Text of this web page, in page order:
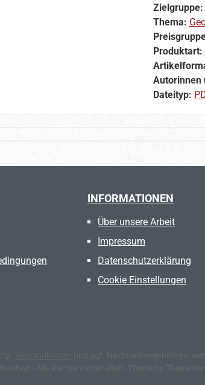
Zielgruppe:
Thema:
Produktart:
Autorinnen
Dateityp:
INFORMATIONEN
Über unsere Arbeit
Impressum
Datenschutzerklärung
Cookie Einstellungen
Versandkosten und ggf. Nachnahmegebühren,
- Alle Rechte vorbehalten. Theme by